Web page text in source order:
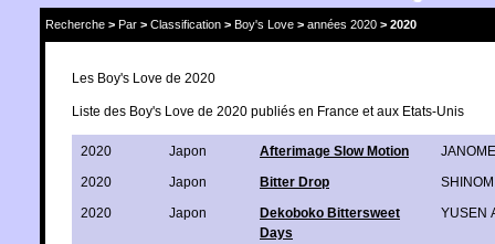
Recherche > Par > Classification > Boy's Love > années 2020 > 2020
Les Boy's Love de 2020
Liste des Boy's Love de 2020 publiés en France et aux Etats-Unis
2020 Japon Afterimage Slow Motion
JANOME
2020
Japon Bitter Drop
2020
Japon
Dekoboko Bittersweet
Days
YUSEN